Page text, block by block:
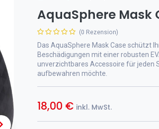
AquaSphere Mask
(0 Rezension)
Das AquaSphere Mask Case schützt
Beschädigungen mit einer robusten
unverzichtbares Accessoire für jeden
aufbewahren möchte.
18,00 € inkl. MwSt.